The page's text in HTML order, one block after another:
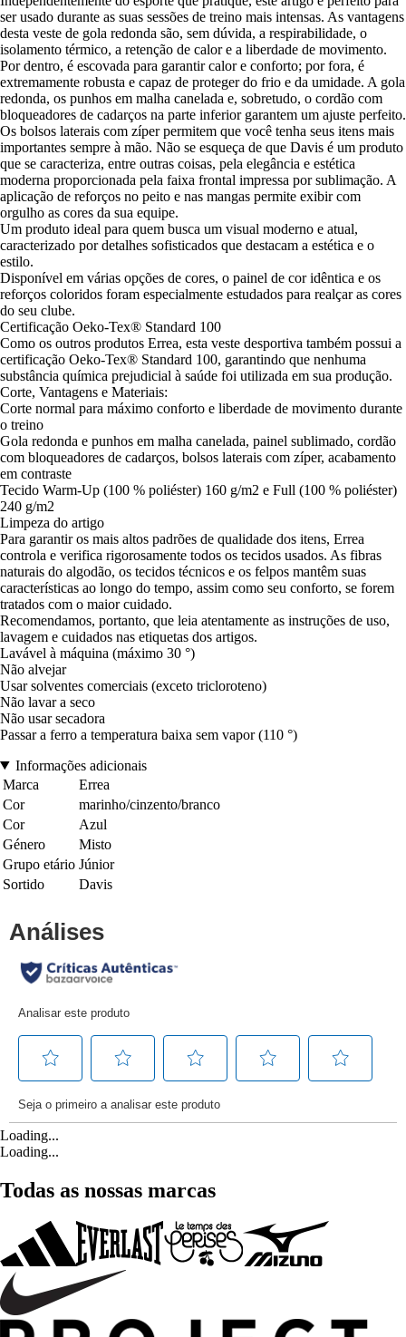
ser usado durante as suas sessões de treino mais intensas. As vantagens
desta veste de gola redonda são, sem dúvida, a respirabilidade, o
isolamento térmico, a retenção de calor e a liberdade de movimento.
Por dentro, é escovada para garantir calor e conforto; por fora, é
extremamente robusta e capaz de proteger do frio e da umidade. A gola
redonda, os punhos em malha canelada e, sobretudo, o cordão com
bloqueadores de cadarços na parte inferior garantem um ajuste perfeito.
Os bolsos laterais com zíper permitem que você tenha seus itens mais
importantes sempre à mão. Não se esqueça de que Davis é um produto
que se caracteriza, entre outras coisas, pela elegância e estética
moderna proporcionada pela faixa frontal impressa por sublimação. A
aplicação de reforços no peito e nas mangas permite exibir com
orgulho as cores da sua equipe.
Um produto ideal para quem busca um visual moderno e atual,
caracterizado por detalhes sofisticados que destacam a estética e o
estilo.
Disponível em várias opções de cores, o painel de cor idêntica e os
reforços coloridos foram especialmente estudados para realçar as cores
do seu clube.
Certificação Oeko-Tex® Standard 100
Como os outros produtos Errea, esta veste desportiva também possui a
certificação Oeko-Tex® Standard 100, garantindo que nenhuma
substância química prejudicial à saúde foi utilizada em sua produção.
Corte, Vantagens e Materiais:
Corte normal para máximo conforto e liberdade de movimento durante
o treino
Gola redonda e punhos em malha canelada, painel sublimado, cordão
com bloqueadores de cadarços, bolsos laterais com zíper, acabamento
em contraste
Tecido Warm-Up (100 % poliéster) 160 g/m2 e Full (100 % poliéster)
240 g/m2
Limpeza do artigo
Para garantir os mais altos padrões de qualidade dos itens, Errea
controla e verifica rigorosamente todos os tecidos usados. As fibras
naturais do algodão, os tecidos técnicos e os felpos mantêm suas
características ao longo do tempo, assim como seu conforto, se forem
tratados com o maior cuidado.
Recomendamos, portanto, que leia atentamente as instruções de uso,
lavagem e cuidados nas etiquetas dos artigos.
Lavável à máquina (máximo 30 °)
Não alvejar
Usar solventes comerciais (exceto tricloroteno)
Não lavar a seco
Não usar secadora
Passar a ferro a temperatura baixa sem vapor (110 °)
Informações adicionais
Marca
Errea
Cor
marinho/cinzento/branco
Cor
Azul
Género
Misto
Grupo etário Júnior
Sortido
Davis
Loading...
Loading...
Todas as nossas marcas